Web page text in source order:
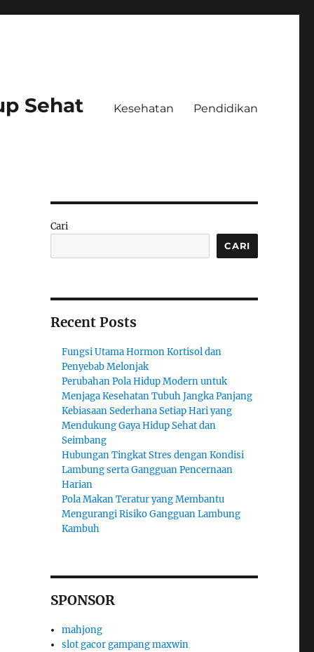
Sehat Kesehatan Pendidikan
Cari
CARI
Recent Posts
Fungsi Utama Hormon Kortisol dan
Penyebab Melonjak
Perubahan Pola Hidup Modern untuk
Menjaga Kesehatan Tubuh Jangka Panjang
Kebiasaan Sederhana Setiap Hari yang
Mendukung Gaya Hidup Sehat dan
Seimbang
Hubungan Tingkat Stres dengan Kondisi
Lambung serta Gangguan Pencernaan
Harian
Pola Makan Teratur yang Membantu
Mengurangi Risiko Gangguan Lambung
Kambuh
SPONSOR
mahjong
slot gacor gampang maxwin